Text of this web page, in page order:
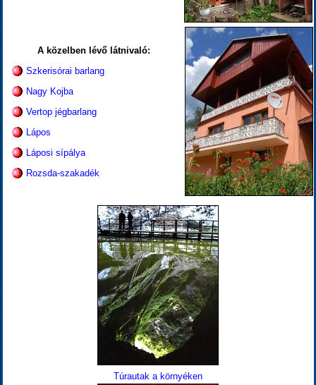
A közelben lévő látnivaló:
Szkerisórai barlang
Nagy Kojba
Vertop jégbarlang
Lápos
Láposi sípálya
Rozsda-szakadék
Túrautak a környéken